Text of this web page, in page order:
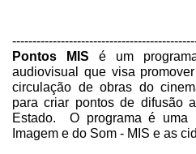
Pontos MIS é um
audiovisual que visa
circulação de obras do
para criar pontos de difusão
Estado. O programa é uma
Imagem e do Som - MIS e as